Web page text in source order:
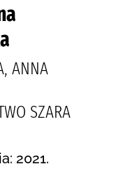
ANNA
SZARA
2021.